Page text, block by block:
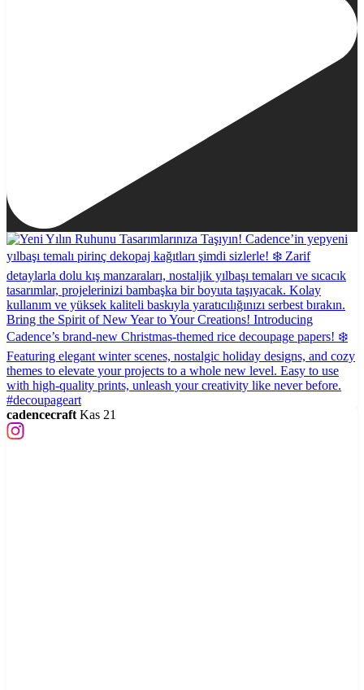
cadencecraft Kas 21